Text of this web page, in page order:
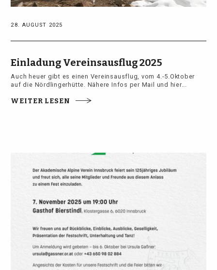
28. AUGUST 2025
Einladung Vereinsausflug 2025
Auch heuer gibt es einen Vereinsausflug, vom 4.-5.Oktober
auf die Nördlingerhütte. Nähere Infos per Mail und hier...
WEITER LESEN